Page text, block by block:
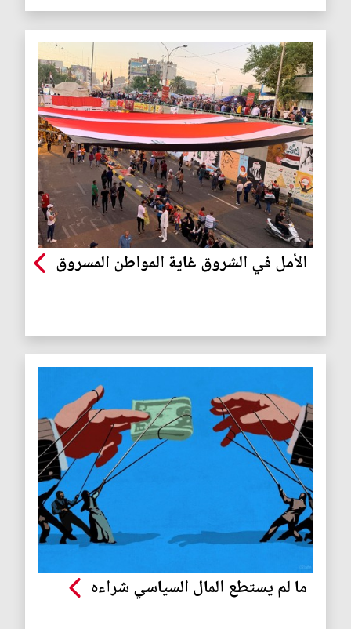
الأمل في الشروق غاية المواطن المسروق
ما لم يستطع المال السياسي شراءه